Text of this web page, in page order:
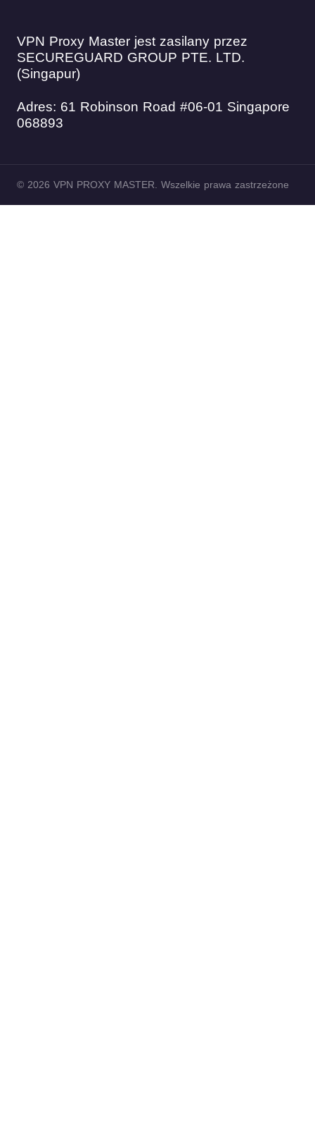
VPN Proxy Master jest zasilany przez
SECUREGUARD GROUP PTE. LTD.
(Singapur)
Adres: 61 Robinson Road #06-01 Singapore
068893
© 2026 VPN PROXY MASTER. Wszelkie prawa zastrzeżone